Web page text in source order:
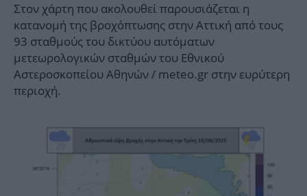
Στον χάρτη που ακολουθεί παρουσιάζεται η
κατανομή της βροχόπτωσης στην Αττική από τους
93 σταθμούς του δικτύου αυτόματων
μετεωρολογικών σταθμών του Εθνικού
Αστεροσκοπείου Αθηνών / meteo.gr στην ευρύτερη
περιοχή.